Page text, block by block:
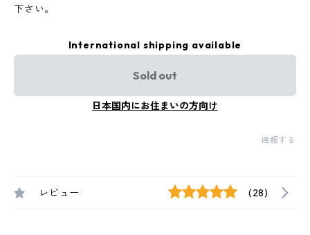
下さい。
International shipping available
Sold out
日本国内にお住まいの方向け
通報する
レビュー (28)